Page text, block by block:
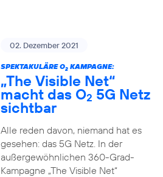
02. Dezember 2021
SPEKTAKULÄRE O2KAMPAGNE:
„The Visible Net“
macht das O2 5G Netz
sichtbar
Alle reden davon, niemand hat es
gesehen: das 5G Netz. In der
außergewöhnlichen 360-Grad-
Kampagne „The Visible Net“